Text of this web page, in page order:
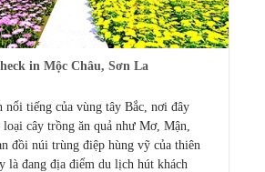
in Mộc Châu, Sơn La
nổi tiếng của vùng tây Bắc, nơi đây
cây trồng ăn quả như Mơ, Mận,
đồi núi trùng điệp hùng vỹ của thiên
là đang địa điểm du lịch hút khách